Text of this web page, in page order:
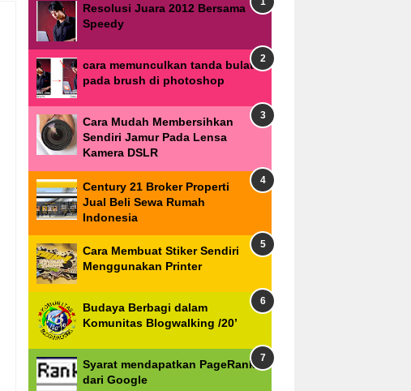
Resolusi Juara 2012 Bersama
Speedy
cara memunculkan tanda bulat
pada brush di photoshop
Cara Mudah Membersihkan
Sendiri Jamur Pada Lensa
Kamera DSLR
Century 21 Broker Properti
Jual Beli Sewa Rumah
Indonesia
Cara Membuat Stiker Sendiri
Menggunakan Printer
Budaya Berbagi dalam
Komunitas Blogwalking /20’
Syarat mendapatkan PageRank
dari Google